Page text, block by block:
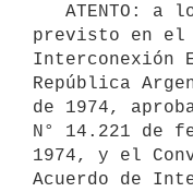
previsto en el
Interconexión
República
de 1974,
N° 14.221 de
1974, y el
Acuerdo de